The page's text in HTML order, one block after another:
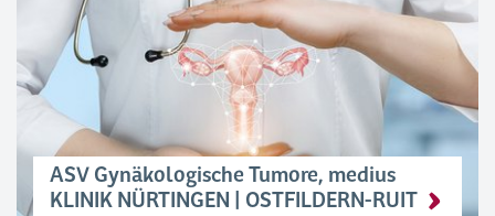
ASV Gynäkologische Tumore, medius
KLINIK NÜRTINGEN | OSTFILDERN-RUIT